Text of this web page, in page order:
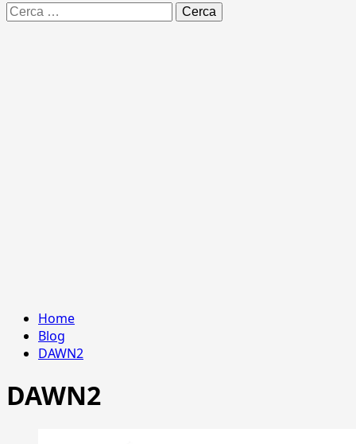
Ricerca
per:
Home
Blog
DAWN2
DAWN2